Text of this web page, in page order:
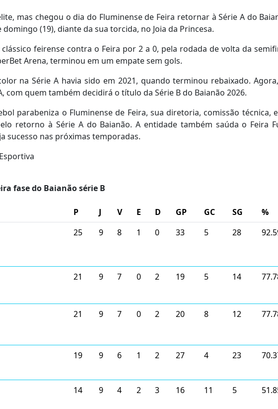
mas chegou o dia do Fluminense de Feira retornar à Série A do
(19), diante da sua torcida, no Joia da Princesa.
feirense contra o Feira por 2 a 0, pela rodada de volta da
Arena, terminou em um empate sem gols.
na Série A havia sido em 2021, quando terminou rebaixado.
com quem também decidirá o título da Série B do Baianão 2026.
parabeniza o Fluminense de Feira, sua diretoria, comissão técnica,
retorno à Série A do Baianão. A entidade também saúda o Feira
sucesso nas próximas temporadas.
fase do Baianão série B
P J V E D GP GC SG %
25 9 8 1 0 33 5 28
21 9 7 0 2 19 5 14
21 9 7 0 2 20 8 12
19 9 6 1 2 27 4 23
14 9 4 2 3 16 11 5